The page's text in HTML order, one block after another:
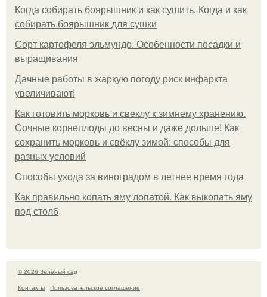
Когда собирать боярышник и как сушить. Когда и как
собирать боярышник для сушки
Сорт картофеля эльмундо. Особенности посадки и
выращивания
Дачные работы в жаркую погоду риск инфаркта
увеличивают!
Как готовить морковь и свеклу к зимнему хранению.
Сочные корнеплоды до весны и даже дольше! Как
сохранить морковь и свёклу зимой: способы для
разных условий
Способы ухода за виноградом в летнее время года
Как правильно копать яму лопатой. Как выкопать яму
под столб
© 2026 Зелёный сад
Контакты
Пользовательское соглашение